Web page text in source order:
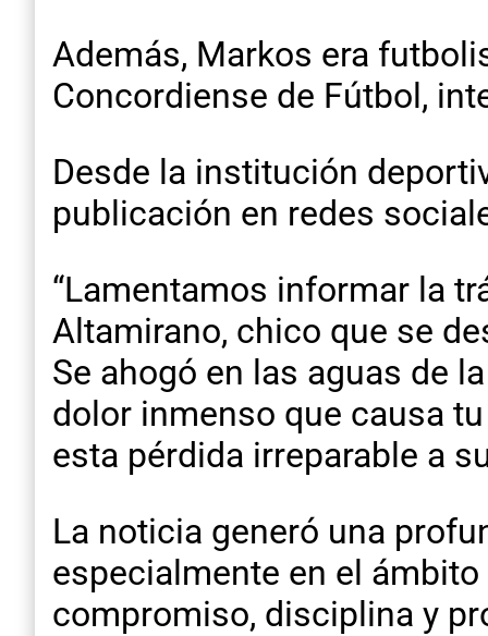
Además, Markos era
Concordiense de Fútbol,
Desde la institución
publicación en redes
“Lamentamos informar la
Altamirano, chico que se
Se ahogó en las aguas de
dolor inmenso que causa
esta pérdida irreparable a
La noticia generó una
especialmente en el
compromiso, disciplina y